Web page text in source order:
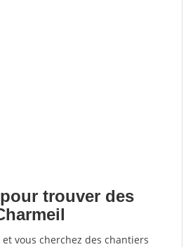
trouver des
vous cherchez des chantiers